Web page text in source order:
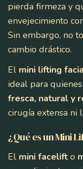
pierda firmeza y
envejecimiento
Sin embargo, no
cambio drástico.
El mini lifting
ideal para
fresca, natural y
cirugía extensa ni
¿Qué es un Mini
El mini facelift o